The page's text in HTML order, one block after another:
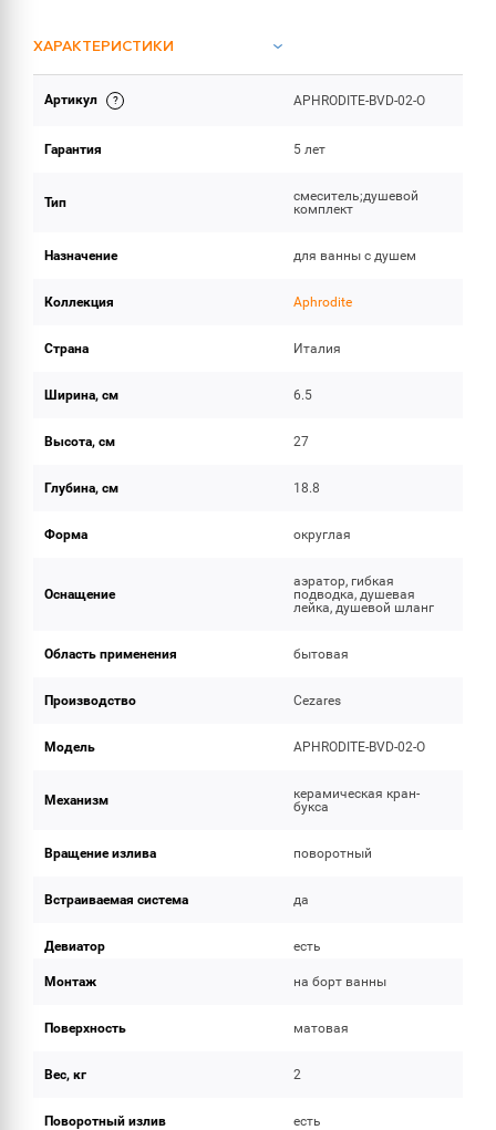
ХАРАКТЕРИСТИКИ
ОБЪЕМ ПОСТАВКИ
Артикул APHRODITE-BVD-02-O
Гарантия 5 лет
Тип
смеситель;душевой
комплект
Назначение для ванны с душем
Коллекция Aphrodite
Страна Италия
Ширина, см 6.5
Высота, см 27
Глубина, см 18.8
Форма округлая
Оснащение
аэратор, гибкая
подводка, душевая
лейка, душевой шланг
Область применения бытовая
Производство Cezares
Модель APHRODITE-BVD-02-O
Механизм
керамическая кран-
букса
Вращение излива поворотный
Встраиваемая система да
Девиатор есть
Монтаж на борт ванны
Поверхность матовая
Вес, кг 2
Поворотный излив есть